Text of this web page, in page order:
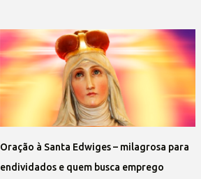
Oração à Santa Edwiges – milagrosa para
endividados e quem busca emprego